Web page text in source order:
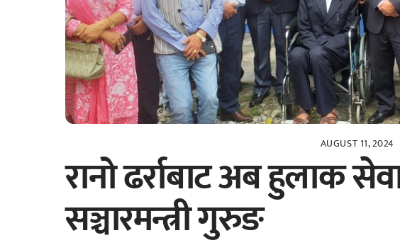
AUGUST 11, 2024
रानो ढर्राबाट अब हुलाक
सञ्चारमन्त्री गुरुङ